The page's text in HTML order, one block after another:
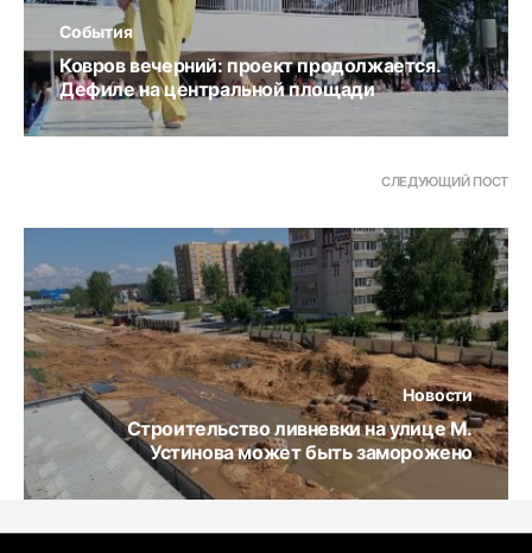
События
Ковров вечерний: проект продолжается.
Дефиле на центральной площади
СЛЕДУЮЩИЙ ПОСТ
Новости
Строительство ливневки на улице М.
Устинова может быть заморожено